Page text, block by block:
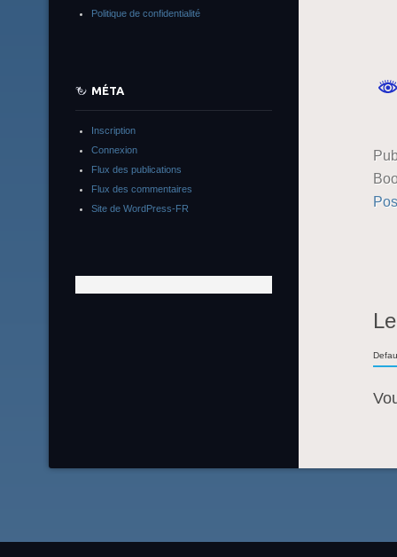
Politique de confidentialité
MÉTA
Inscription
Connexion
Flux des publications
Flux des commentaires
Site de WordPress-FR